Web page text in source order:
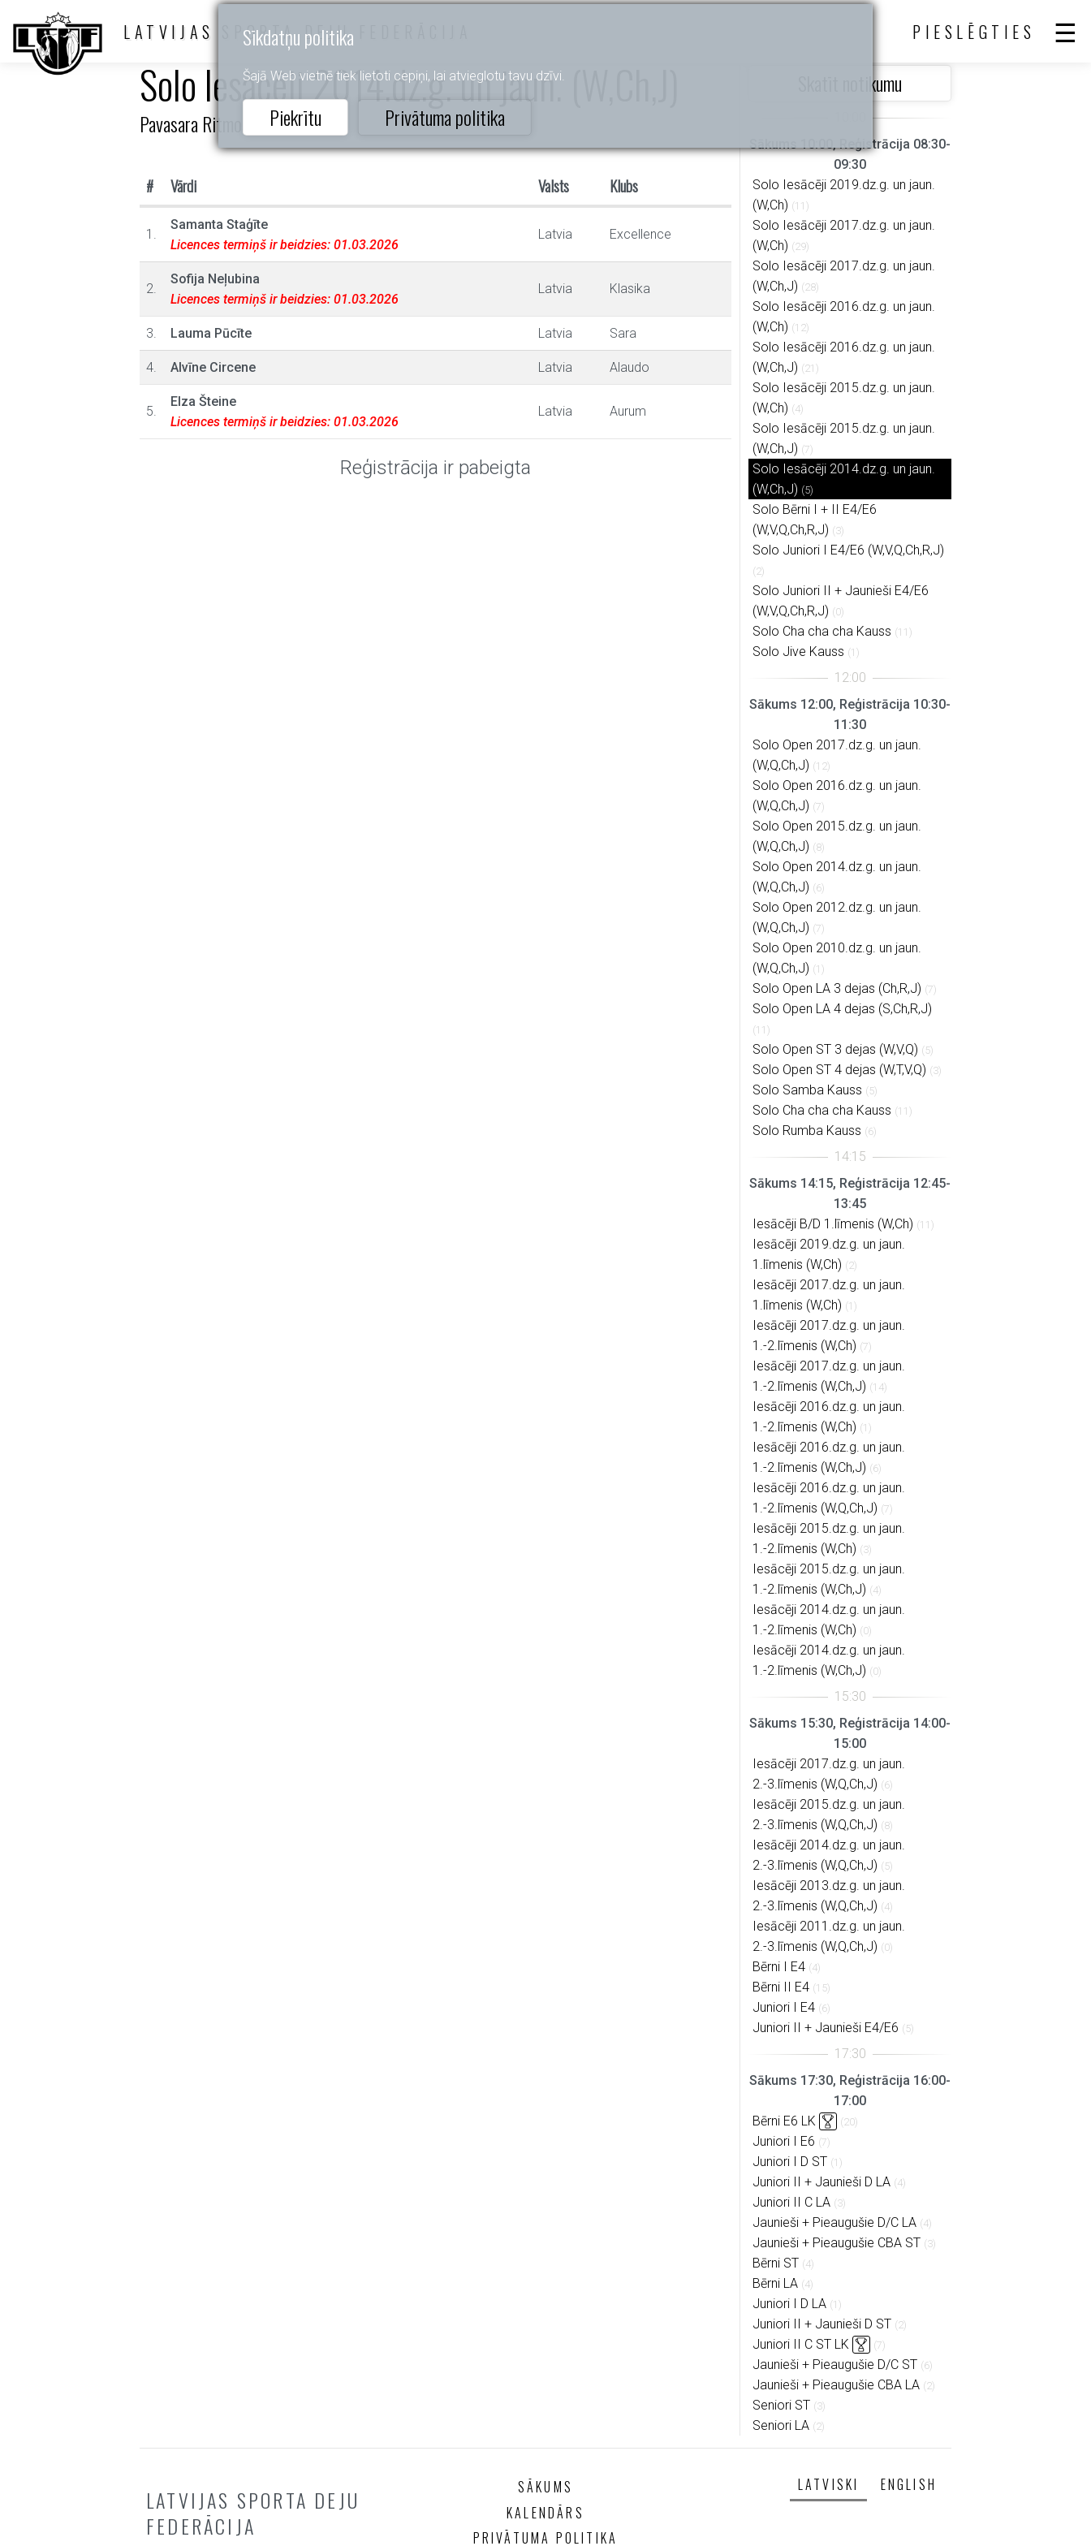
Sīkdatņu politika
Šajā Web vietnē tiek lietoti cepiņi, lai atvieglotu tavu dzīvi.
Piekrītu Privātuma politika
LATVIJAS SPORTA DEJU FEDERĀCIJA PIESLĒGTIES
Solo Iesācēji 2014.dz.g. un jaun. (W,Ch,J)
Pavasara Ritmos 2025
# Vārdi Valsts Klubs
1.
Samanta Staģīte
Licences termiņš ir beidzies: 01.03.2026
Latvia Excellence
2.
Sofija Neļubina
Licences termiņš ir beidzies: 01.03.2026
Latvia Klasika
3. Lauma Pūcīte Latvia Sara
4. Alvīne Circene Latvia Alaudo
5.
Elza Šteine
Licences termiņš ir beidzies: 01.03.2026
Latvia Aurum
Reģistrācija ir pabeigta
Skatīt notikumu
Sākums 10:00, Reģistrācija 08:30-
09:30
Solo Iesācēji 2019.dz.g. un jaun.
(W,Ch) (11)
Solo Iesācēji 2017.dz.g. un jaun.
(W,Ch) (29)
Solo Iesācēji 2017.dz.g. un jaun.
(W,Ch,J) (28)
Solo Iesācēji 2016.dz.g. un jaun.
(W,Ch) (12)
Solo Iesācēji 2016.dz.g. un jaun.
(W,Ch,J) (21)
Solo Iesācēji 2015.dz.g. un jaun.
(W,Ch) (4)
Solo Iesācēji 2015.dz.g. un jaun.
(W,Ch,J) (7)
Solo Iesācēji 2014.dz.g. un jaun.
(W,Ch,J) (5)
Solo Bērni I + II E4/E6
(W,V,Q,Ch,R,J) (3)
Solo Juniori I E4/E6 (W,V,Q,Ch,R,J)
(2)
Solo Juniori II + Jaunieši E4/E6
(W,V,Q,Ch,R,J) (0)
Solo Cha cha cha Kauss (11)
Solo Jive Kauss (1)
Sākums 12:00, Reģistrācija 10:30-
11:30
Solo Open 2017.dz.g. un jaun.
(W,Q,Ch,J) (12)
Solo Open 2016.dz.g. un jaun.
(W,Q,Ch,J) (7)
Solo Open 2015.dz.g. un jaun.
(W,Q,Ch,J) (8)
Solo Open 2014.dz.g. un jaun.
(W,Q,Ch,J) (6)
Solo Open 2012.dz.g. un jaun.
(W,Q,Ch,J) (7)
Solo Open 2010.dz.g. un jaun.
(W,Q,Ch,J) (1)
Solo Open LA 3 dejas (Ch,R,J) (7)
Solo Open LA 4 dejas (S,Ch,R,J)
(11)
Solo Open ST 3 dejas (W,V,Q) (5)
Solo Open ST 4 dejas (W,T,V,Q) (3)
Solo Samba Kauss (5)
Solo Cha cha cha Kauss (11)
Solo Rumba Kauss (6)
Sākums 14:15, Reģistrācija 12:45-
13:45
Iesācēji B/D 1.līmenis (W,Ch) (11)
Iesācēji 2019.dz.g. un jaun.
1.līmenis (W,Ch) (2)
Iesācēji 2017.dz.g. un jaun.
1.līmenis (W,Ch) (1)
Iesācēji 2017.dz.g. un jaun.
1.-2.līmenis (W,Ch) (7)
Iesācēji 2017.dz.g. un jaun.
1.-2.līmenis (W,Ch,J) (14)
Iesācēji 2016.dz.g. un jaun.
1.-2.līmenis (W,Ch) (1)
Iesācēji 2016.dz.g. un jaun.
1.-2.līmenis (W,Ch,J) (6)
Iesācēji 2016.dz.g. un jaun.
1.-2.līmenis (W,Q,Ch,J) (7)
Iesācēji 2015.dz.g. un jaun.
1.-2.līmenis (W,Ch) (3)
Iesācēji 2015.dz.g. un jaun.
1.-2.līmenis (W,Ch,J) (4)
Iesācēji 2014.dz.g. un jaun.
1.-2.līmenis (W,Ch) (0)
Iesācēji 2014.dz.g. un jaun.
1.-2.līmenis (W,Ch,J) (0)
Sākums 15:30, Reģistrācija 14:00-
15:00
Iesācēji 2017.dz.g. un jaun.
2.-3.līmenis (W,Q,Ch,J) (6)
Iesācēji 2015.dz.g. un jaun.
2.-3.līmenis (W,Q,Ch,J) (8)
Iesācēji 2014.dz.g. un jaun.
2.-3.līmenis (W,Q,Ch,J) (5)
Iesācēji 2013.dz.g. un jaun.
2.-3.līmenis (W,Q,Ch,J) (4)
Iesācēji 2011.dz.g. un jaun.
2.-3.līmenis (W,Q,Ch,J) (0)
Bērni I E4 (4)
Bērni II E4 (15)
Juniori I E4 (6)
Juniori II + Jaunieši E4/E6 (5)
Sākums 17:30, Reģistrācija 16:00-
17:00
Bērni E6 LK
(20)
Juniori I E6 (7)
Juniori I D ST (1)
Juniori II + Jaunieši D LA (4)
Juniori II C LA (3)
Jaunieši + Pieaugušie D/C LA (4)
Jaunieši + Pieaugušie CBA ST (3)
Bērni ST (4)
Bērni LA (4)
Juniori I D LA (1)
Juniori II + Jaunieši D ST (2)
Juniori II C ST LK (7)
Jaunieši + Pieaugušie D/C ST (6)
Jaunieši + Pieaugušie CBA LA (2)
Seniori ST (3)
Seniori LA (2)
LATVIJAS SPORTA DEJU
FEDERĀCIJA
SĀKUMS
KALENDĀRS
PRIVĀTUMA POLITIKA
LATVISKI ENGLISH